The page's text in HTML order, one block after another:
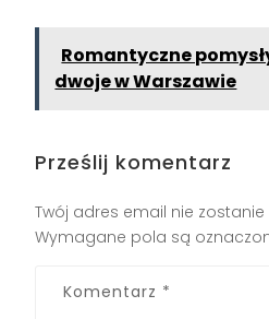
Romantyczne
dwoje w Warszawie
Prześlij komentarz
Twój adres email nie
Wymagane pola są